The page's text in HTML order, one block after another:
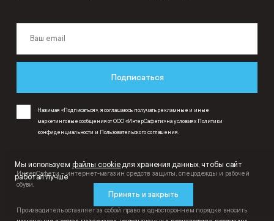
Подписаться
Нажимая «Подписаться», я соглашаюсь получать рекламные и иные
маркетинговые сообщения от ООО «ИнтерСафети» на условиях Политики
конфиденциальности и Пользовательского соглашения.
ИнтерСафети – интернет-магазин средств защиты, спецодежды и рабочей
обуви.
Производитель оставляет за собой право в одностороннем порядке вносить
Мы используем файлы cookieдля хранения данных, чтобы сайт
работал лучше
Принять и закрыть